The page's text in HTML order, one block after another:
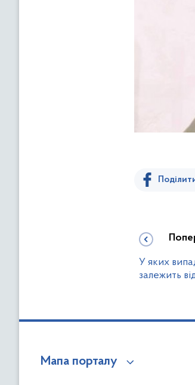
У яких
залежить
Мапа порталу